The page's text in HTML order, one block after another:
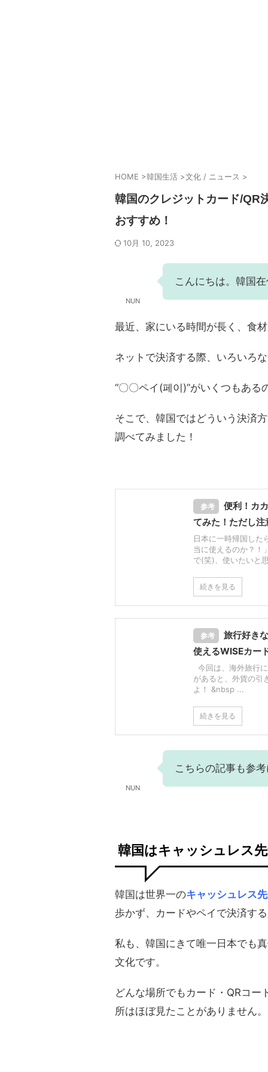
HOME >韓国生活 >文化 / ニュース >
韓国のクレジットカード/QR
おすすめ！
10月 10, 2023
NUN
こんにちは。韓国
最近、家にいる時間が長く、食
ネットで決済する際、いろいろ
“〇〇ペイ(페이)”がいくつもある
そこで、韓国ではどういう決済
調べてみました！
参考
便利！カ
てみた！ただし注
日本に一時帰国した
当に使えるのか？！
で(笑)、使いたいと
続きを見る
参考
旅行好き
使えるWISEカー
今回は、海外旅行
があると、外貨の引
よ！ &nbsp ...
続きを見る
NUN
こちらの記事も参考
韓国はキャッシュレス先
韓国は世界一のキャッシュレス
歩かず、カードやペイで決済す
私も、韓国にきて唯一日本でも
文化です。
どんな場所でもカード・QRコ
所はほぼ見たことがありません。